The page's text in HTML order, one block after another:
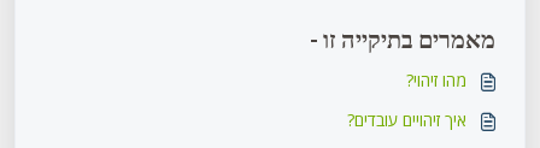
מאמרים בתיקייה זו -
מהו זיהוי?
איך זיהויים עובדים?